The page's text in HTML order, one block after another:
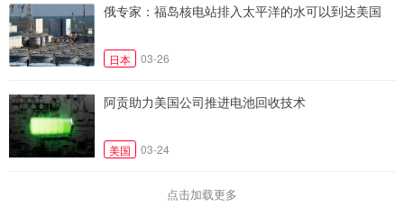
俄专家：福岛核电站排入太平洋的水可以到达美国
日本 03-26
阿贡助力美国公司推进电池回收技术
美国 03-24
点击加载更多